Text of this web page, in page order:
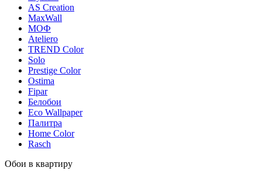
AS Creation
MaxWall
МОФ
Ateliero
TREND Color
Solo
Prestige Color
Ostima
Fipar
Белобои
Eco Wallpaper
Палитра
Home Color
Rasch
Обои в квартиру